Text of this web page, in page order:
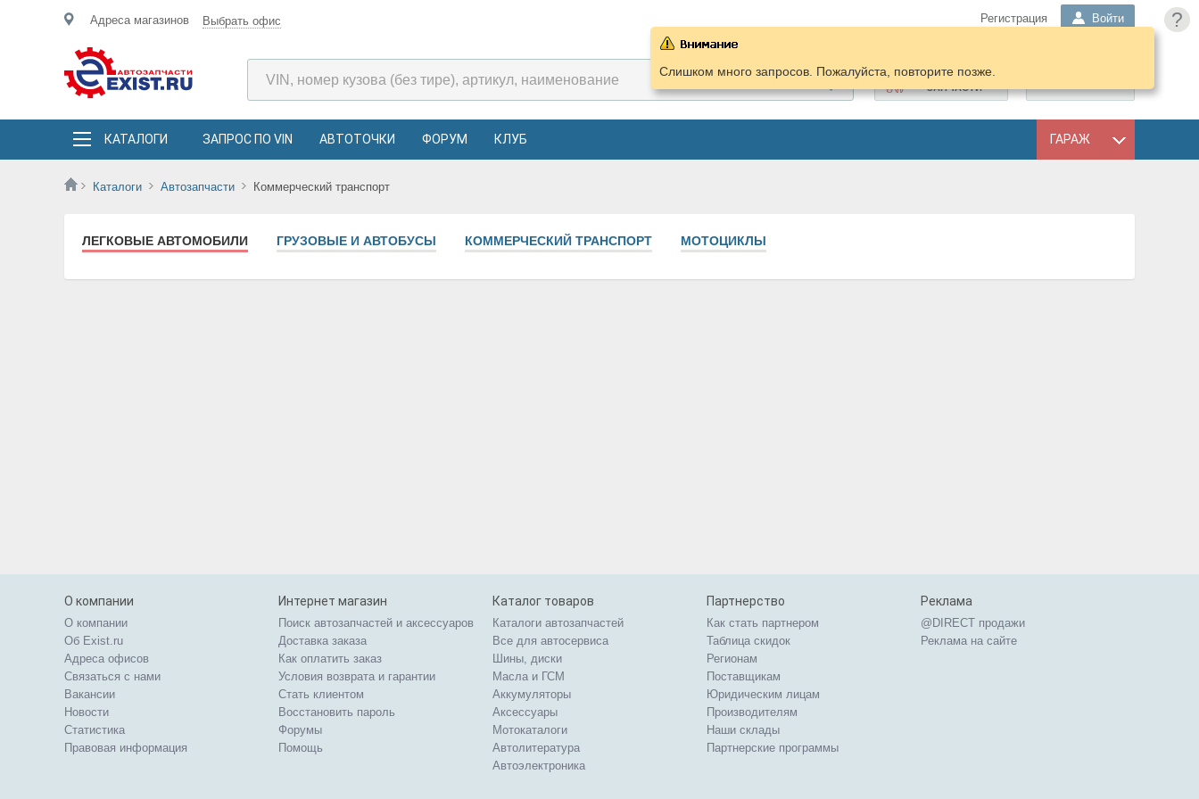
?
Адреса магазинов Выбрать офис Регистрация Войти
ПОДОБРАТЬ
ЗАПЧАСТИ
КАТАЛОГИ ЗАПРОС ПО VIN АВТОТОЧКИ ФОРУМ КЛУБ ГАРАЖ
Каталоги Автозапчасти Коммерческий транспорт
Слишком много запросов. Пожалуйста, повторите позже.
ЛЕГКОВЫЕ АВТОМОБИЛИ ГРУЗОВЫЕ И АВТОБУСЫ КОММЕРЧЕСКИЙ ТРАНСПОРТ МОТОЦИКЛЫ
О компании
О компании
Об Exist.ru
Адреса офисов
Связаться с нами
Вакансии
Новости
Статистика
Правовая информация
Интернет магазин
Поиск автозапчастей и аксессуаров
Доставка заказа
Как оплатить заказ
Условия возврата и гарантии
Стать клиентом
Восстановить пароль
Форумы
Помощь
Каталог товаров
Каталоги автозапчастей
Все для автосервиса
Шины, диски
Масла и ГСМ
Аккумуляторы
Аксессуары
Мотокаталоги
Автолитература
Автоэлектроника
Партнерство
Как стать партнером
Таблица скидок
Регионам
Поставщикам
Юридическим лицам
Производителям
Наши склады
Партнерские программы
Реклама
@DIRECT продажи
Реклама на сайте